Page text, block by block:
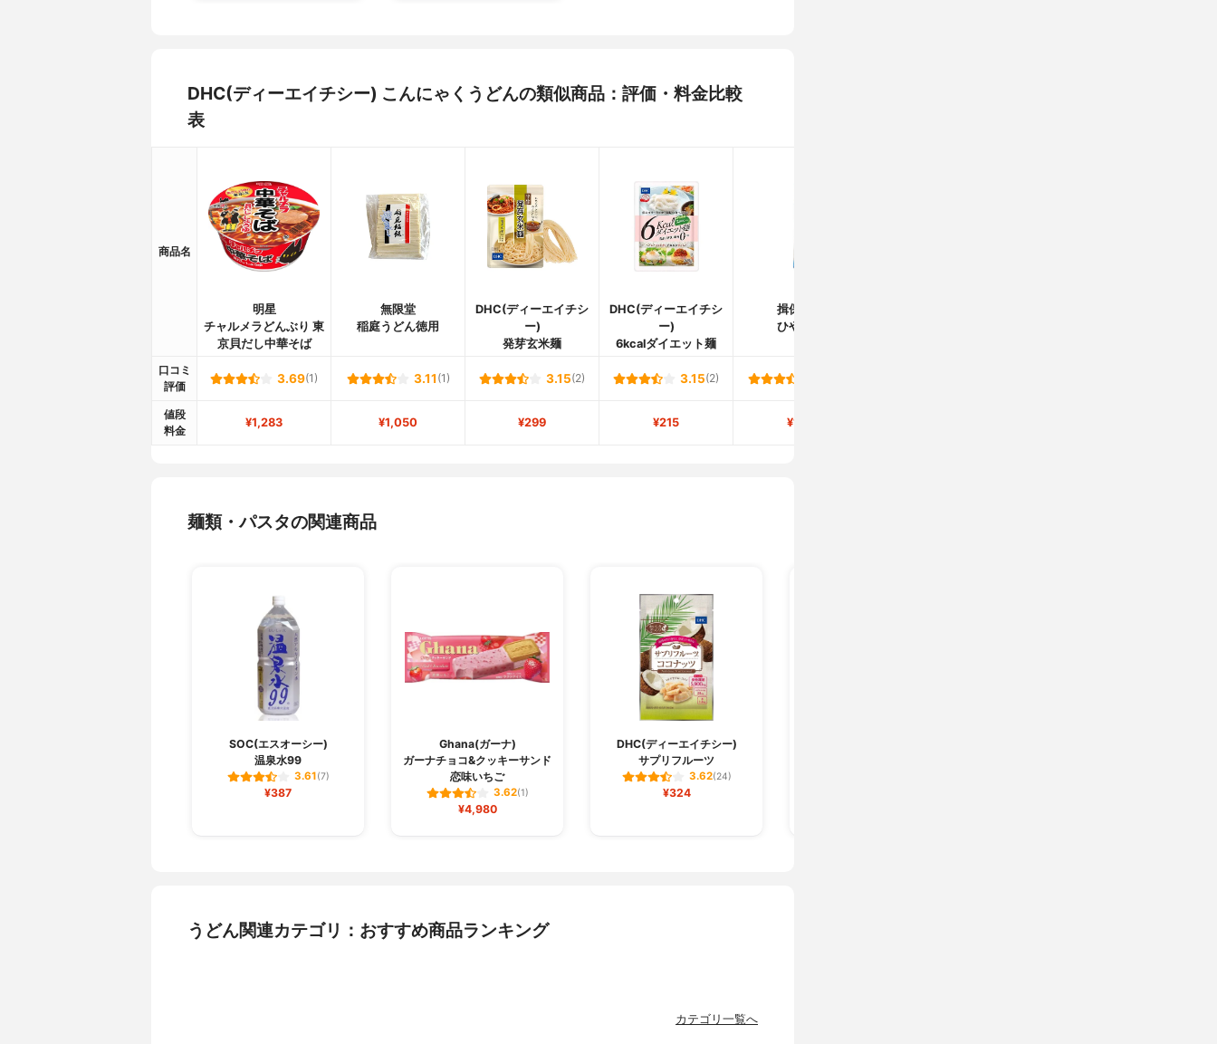
DHC(ディーエイチシー) こんにゃくうどんの類似商品：評価・料金比較
表
商品名
明星
チャルメラどんぶり 東
京貝だし中華そば
無限堂
稲庭うどん徳用
DHC(ディーエイチシ
ー)
発芽玄米麺
DHC(ディーエイチシ
ー)
6kcalダイエット麺
揖保乃糸
ひやむぎ
口コミ
評価
3.69(1) 3.11 (1) 3.15(2) 3.15(2)
値段
料金
¥1,283 ¥1,050 ¥299 ¥215 ¥147
麺類・パスタの関連商品
SOC(エスオーシー)
温泉水99
3.61(7)
¥387
Ghana(ガーナ)
ガーナチョコ&クッキーサンド
恋味いちご
3.62(1)
¥4,980
DHC(ディーエイチシー)
サプリフルーツ
3.62(24)
¥324
うどん関連カテゴリ：おすすめ商品ランキング
カテゴリ一覧へ